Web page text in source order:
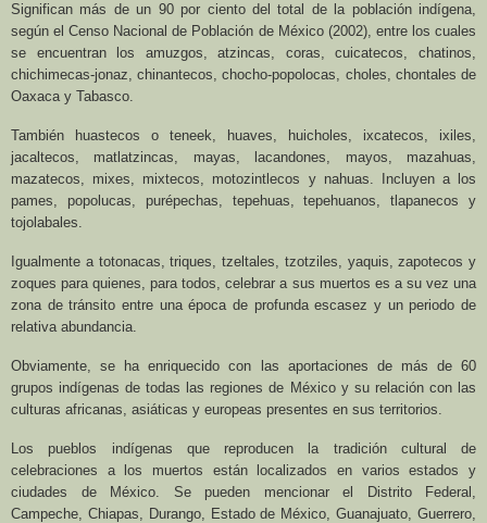
Significan más de un 90 por ciento del total de la población indígena,
según el Censo Nacional de Población de México (2002), entre los cuales
se encuentran los amuzgos, atzincas, coras, cuicatecos, chatinos,
chichimecas-jonaz, chinantecos, chocho-popolocas, choles, chontales de
Oaxaca y Tabasco.
También huastecos o teneek, huaves, huicholes, ixcatecos, ixiles,
jacaltecos, matlatzincas, mayas, lacandones, mayos, mazahuas,
mazatecos, mixes, mixtecos, motozintlecos y nahuas. Incluyen a los
pames, popolucas, purépechas, tepehuas, tepehuanos, tlapanecos y
tojolabales.
Igualmente a totonacas, triques, tzeltales, tzotziles, yaquis, zapotecos y
zoques para quienes, para todos, celebrar a sus muertos es a su vez una
zona de tránsito entre una época de profunda escasez y un periodo de
relativa abundancia.
Obviamente, se ha enriquecido con las aportaciones de más de 60
grupos indígenas de todas las regiones de México y su relación con las
culturas africanas, asiáticas y europeas presentes en sus territorios.
Los pueblos indígenas que reproducen la tradición cultural de
celebraciones a los muertos están localizados en varios estados y
ciudades de México. Se pueden mencionar el Distrito Federal,
Campeche, Chiapas, Durango, Estado de México, Guanajuato, Guerrero,